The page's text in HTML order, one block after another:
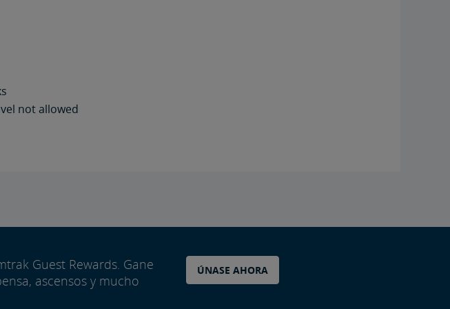
not allowed
Guest Rewards. Gane
ascensos y mucho
ÚNASE AHORA